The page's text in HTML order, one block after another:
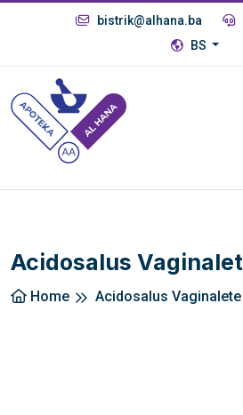
bistrik@alhana.ba
BS
Acidosalus
Home Acidosalus Vaginalete